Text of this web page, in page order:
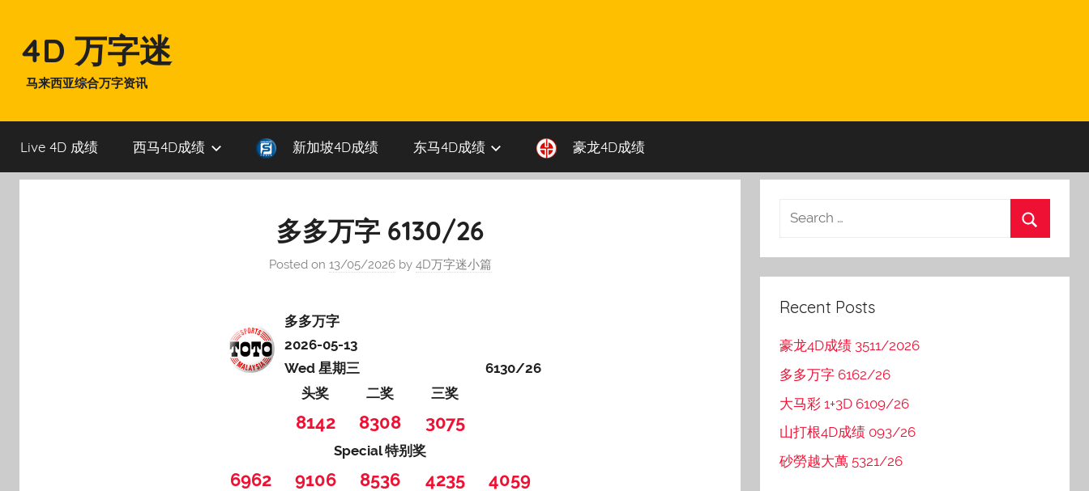
content4D 万字迷
马来西亚综合万字资讯
Live 4D 成绩 西马4D成绩 新加坡4D成绩 东马4D成绩 豪龙4D成绩
多多万字 6130/26
Posted on 13/05/2026by 4D万字迷小篇
多多万字
2026-05-13
Wed 星期三
6130/26
头奖
二奖 三奖
8142 8308 3075
Special 特别奖
6962 9106 8536 4235
4059
Recent Posts
豪龙4D成绩 3511/2026
多多万字 6162/26
大马彩 1+3D 6109/26
山打根4D成绩 093/26
砂勞越大萬 5321/26